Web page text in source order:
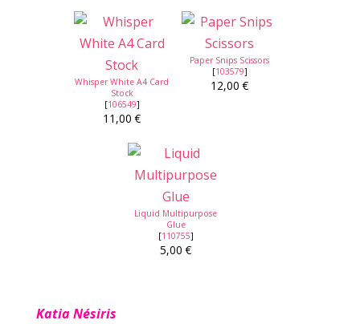
Whisper White A4 Card
Stock
[106549]
11,00 €
Paper Snips Scissors
[103579]
12,00 €
Liquid Multipurpose
Glue
[110755]
5,00 €
Katia Nésiris